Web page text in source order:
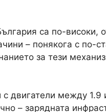
са по-високи,
– понякога с по-
за тези
двигатели между 1.9
– зарядната